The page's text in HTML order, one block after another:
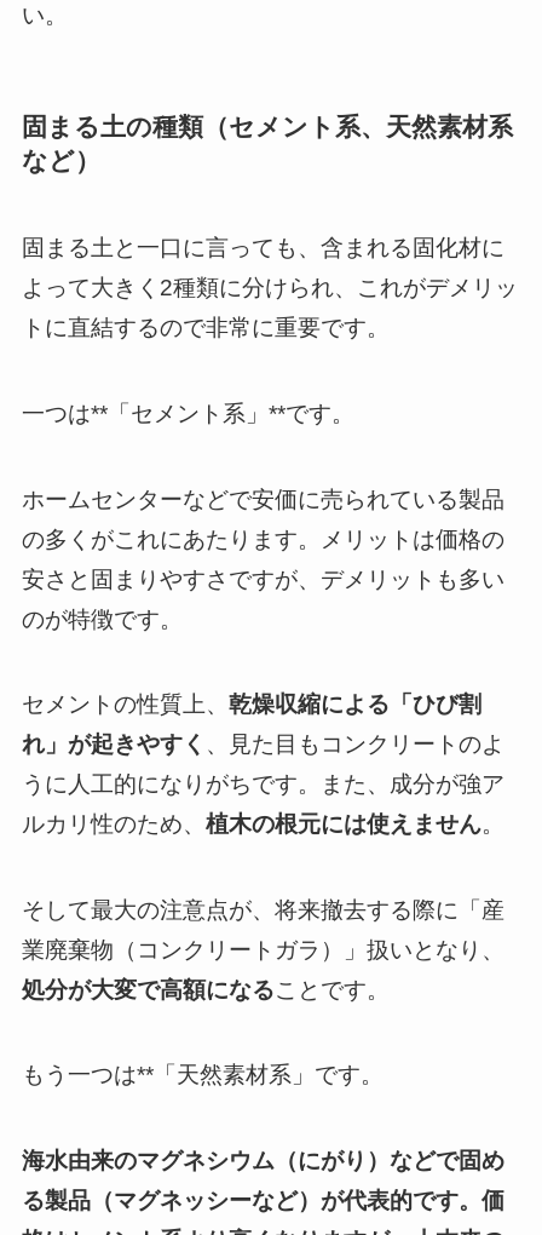
い。
固まる土の種類（セメント系、天然素材系
など）
固まる土と一口に言っても、含まれる固化材に
よって大きく2種類に分けられ、これがデメリッ
トに直結するので非常に重要です。
一つは**「セメント系」**です。
ホームセンターなどで安価に売られている製品
の多くがこれにあたります。メリットは価格の
安さと固まりやすさですが、デメリットも多い
のが特徴です。
セメントの性質上、 乾燥収縮による「ひび割
れ」が起きやすく 、見た目もコンクリートのよ
うに人工的になりがちです。また、成分が強ア
ルカリ性のため、 植木の根元には使えません。
そして最大の注意点が、将来撤去する際に「産
業廃棄物（コンクリートガラ）」扱いとなり、
処分が大変で高額になることです。
もう一つは**「天然素材系」です。
海水由来のマグネシウム（にがり）などで固め
る製品（マグネッシーなど）が代表的です。価